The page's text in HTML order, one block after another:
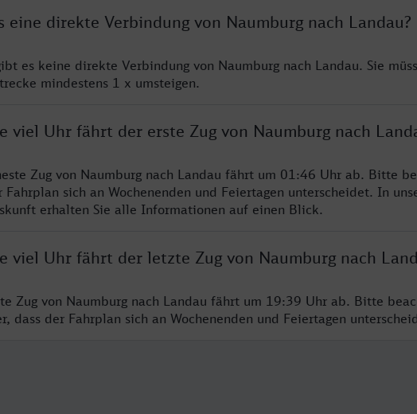
eine direkte Verbindung von Naumburg nach Landau?
es keine direkte Verbindung von Naumburg nach Landau. Sie
mindestens 1 x umsteigen.
viel Uhr fährt der erste Zug von Naumburg nach
Zug von Naumburg nach Landau fährt um 01:46 Uhr ab. Bitte
Fahrplan sich an Wochenenden und Feiertagen unterscheidet. In
erhalten Sie alle Informationen auf einen Blick.
viel Uhr fährt der letzte Zug von Naumburg nach
Zug von Naumburg nach Landau fährt um 19:39 Uhr ab. Bitte
dass der Fahrplan sich an Wochenenden und Feiertagen